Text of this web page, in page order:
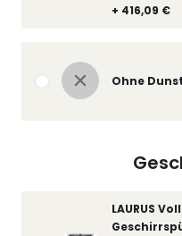
+ 416,09 €
Ohne
LAURUS